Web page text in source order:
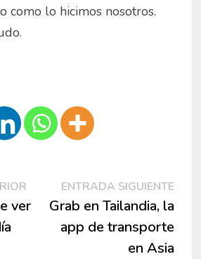
como lo hicimos nosotros.
Entrada
anterior:
ver
ENTRADA SIGUIENTE
Grab en Tailandia, la
app de transporte
en Asia